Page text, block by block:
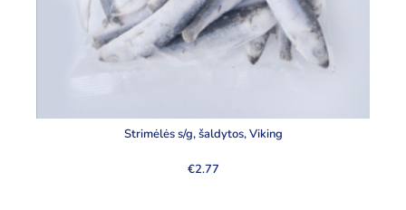
Strimėlės s/g, šaldytos, Viking
€2.77